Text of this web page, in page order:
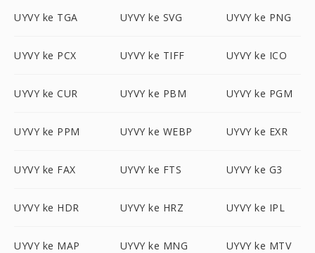
UYVY ke TGA UYVY ke SVG UYVY ke PNG
UYVY ke PCX UYVY ke TIFF UYVY ke ICO
UYVY ke CUR UYVY ke PBM UYVY ke PGM
UYVY ke PPM UYVY ke WEBP UYVY ke EXR
UYVY ke FAX UYVY ke FTS UYVY ke G3
UYVY ke HDR UYVY ke HRZ UYVY ke IPL
UYVY ke MAP UYVY ke MNG UYVY ke MTV